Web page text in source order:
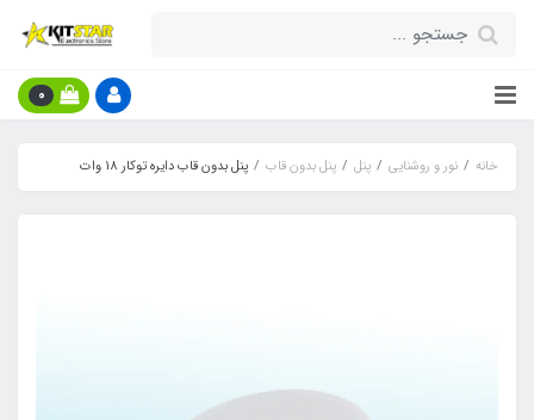
0
خانه نور و روشنایی پنل پنل بدون قاب پنل بدون قاب دایره توکار 18 وات